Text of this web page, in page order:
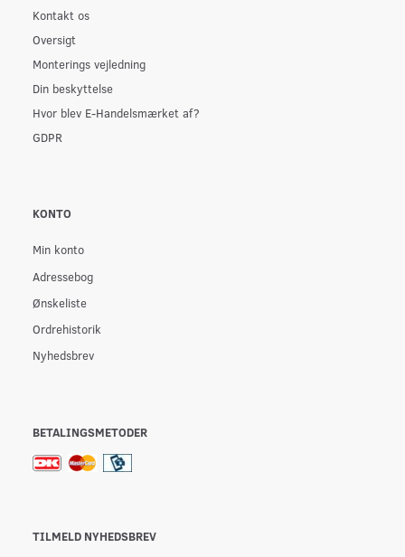
Kontakt os
Oversigt
Monterings vejledning
Din beskyttelse
Hvor blev E-Handelsmærket af?
GDPR
KONTO
Min konto
Adressebog
Ønskeliste
Ordrehistorik
Nyhedsbrev
BETALINGSMETODER
TILMELD NYHEDSBREV